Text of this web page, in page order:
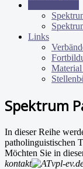
Links
Spektrum
In dieser Reihe
patholinguistischen
Möchten Sie in
kontakt
vpl-